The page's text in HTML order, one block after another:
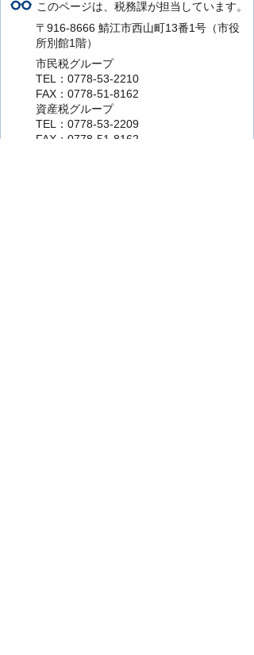
このページは、税務課が担当しています。
〒916-8666 鯖江市西山町13番1号（市役
所別館1階）
市民税グループ
TEL：0778-53-2210
FAX：0778-51-8162
資産税グループ
TEL：0778-53-2209
FAX：0778-51-8162